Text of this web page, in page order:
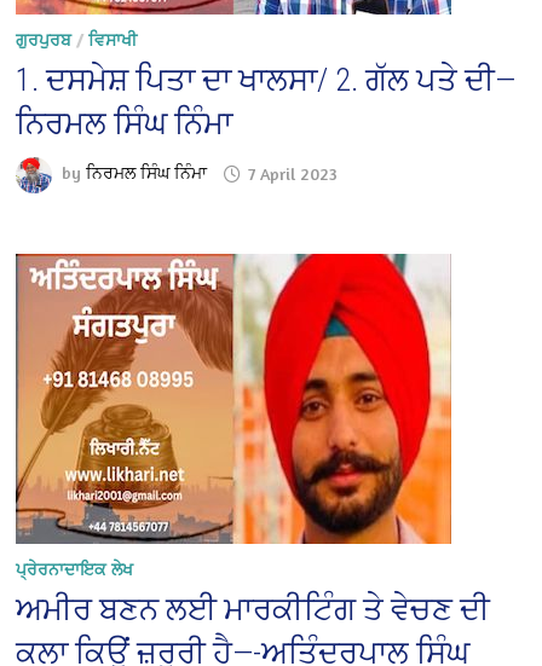
ਗੁਰਪੁਰਬ/ਵਿਸਾਖੀ
1. ਦਸਮੇਸ਼ ਪਿਤਾ ਦਾ ਖਾਲਸਾ/ 2. ਗੱਲ ਪਤੇ ਦੀ—
ਨਿਰਮਲ ਸਿੰਘ ਨਿੰਮਾ
byਨਿਰਮਲ ਸਿੰਘ ਨਿੰਮਾ 7 April 2023
ਪ੍ਰੇਰਨਾਦਾਇਕ ਲੇਖ
ਅਮੀਰ ਬਣਨ ਲਈ ਮਾਰਕੀਟਿੰਗ ਤੇ ਵੇਚਣ ਦੀ
ਕਲਾ ਕਿਉਂ ਜ਼ਰੂਰੀ ਹੈ—-ਅਤਿੰਦਰਪਾਲ ਸਿੰਘ